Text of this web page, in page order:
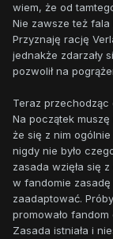
wiem, że od
Nie zawsze też
Przyznaję rację
jednakże zdarzały
pozwolił na
Teraz przechodząc
Na początek
że się z nim
nigdy nie było
zasada wzięła się
w fandomie
zaadaptować.
promowało fandom
Zasada istniała i